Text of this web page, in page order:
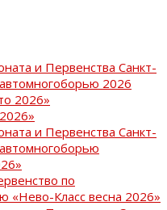
и Первенства Санкт-
2026
2026»
и Первенства Санкт-
по
«Нево-Класс весна 2026»